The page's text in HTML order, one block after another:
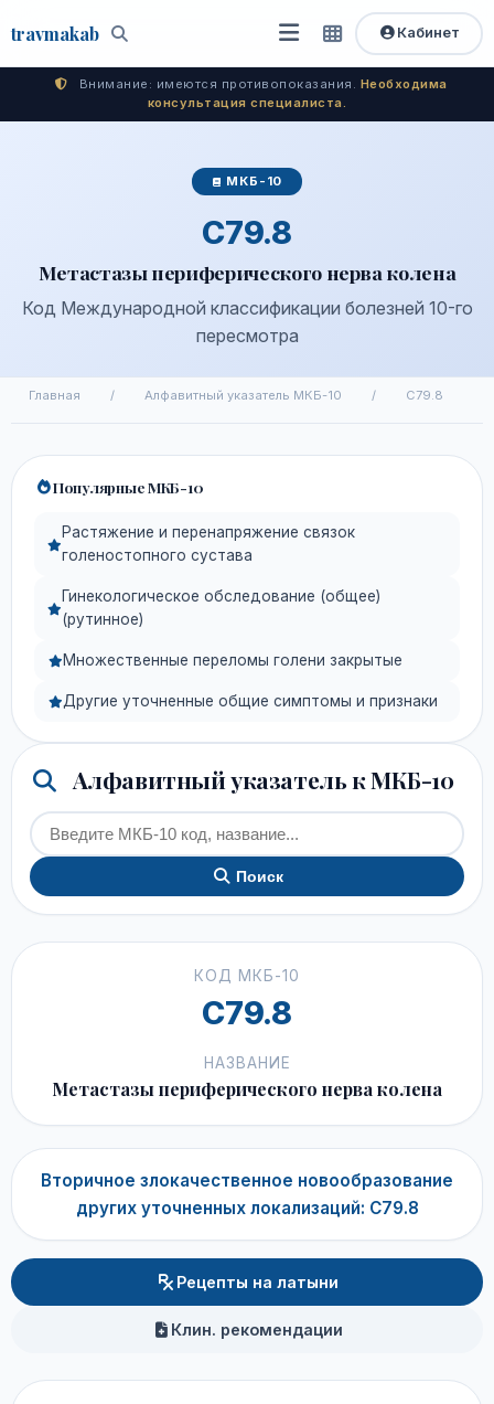
travmakab Поиск
Открыть
меню
Быстрый
доступ
Кабинет
Внимание: имеются противопоказания. Необходима
консультация специалиста.
МКБ-10
C79.8
Метастазы периферического нерва колена
Код Международной классификации болезней 10-го
пересмотра
Главная / Алфавитный указатель МКБ-10 / C79.8
Популярные МКБ-10
Растяжение и перенапряжение связок
голеностопного сустава
Гинекологическое обследование (общее)
(рутинное)
Множественные переломы голени закрытые
Другие уточненные общие симптомы и признаки
Алфавитный указатель к МКБ-10
Поиск
КОД МКБ-10
C79.8
НАЗВАНИЕ
Метастазы периферического нерва колена
Вторичное злокачественное новообразование
других уточненных локализаций: C79.8
Рецепты на латыни
Клин. рекомендации